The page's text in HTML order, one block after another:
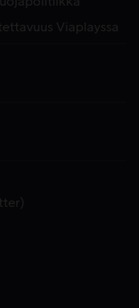
Viaplayssa